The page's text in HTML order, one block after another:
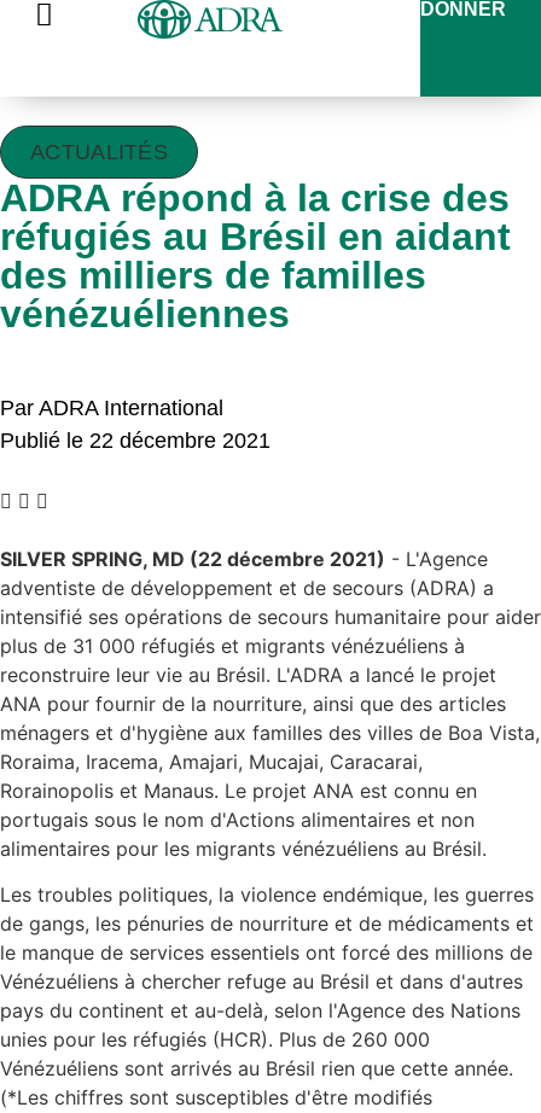
DONNER
ACTUALITÉS
ADRA répond à la crise des
réfugiés au Brésil en aidant
des milliers de familles
vénézuéliennes
Par ADRA International
Publié le 22 décembre 2021
SILVER SPRING, MD (22 décembre 2021) - L'Agence
adventiste de développement et de secours (ADRA) a
intensifié ses opérations de secours humanitaire pour aider
plus de 31 000 réfugiés et migrants vénézuéliens à
reconstruire leur vie au Brésil. L'ADRA a lancé le projet
ANA pour fournir de la nourriture, ainsi que des articles
ménagers et d'hygiène aux familles des villes de Boa Vista,
Roraima, Iracema, Amajari, Mucajai, Caracarai,
Rorainopolis et Manaus. Le projet ANA est connu en
portugais sous le nom d'Actions alimentaires et non
alimentaires pour les migrants vénézuéliens au Brésil.
Les troubles politiques, la violence endémique, les guerres
de gangs, les pénuries de nourriture et de médicaments et
le manque de services essentiels ont forcé des millions de
Vénézuéliens à chercher refuge au Brésil et dans d'autres
pays du continent et au-delà, selon l'Agence des Nations
unies pour les réfugiés (HCR). Plus de 260 000
Vénézuéliens sont arrivés au Brésil rien que cette année.
(*Les chiffres sont susceptibles d'être modifiés